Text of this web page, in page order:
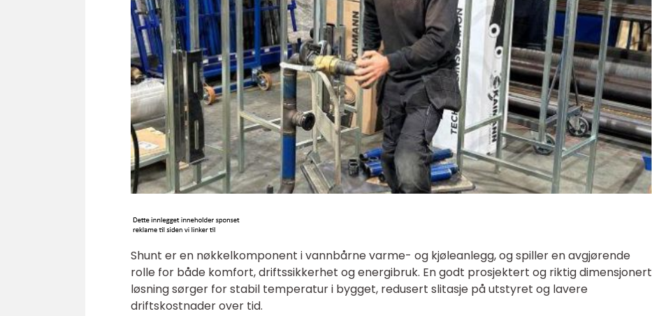
Shunt er en nøkkelkomponent i vannbårne varme- og kjøleanlegg, og spiller en avgjørende
rolle for både komfort, driftssikkerhet og energibruk. En godt prosjektert og riktig dimensjonert
løsning sørger for stabil temperatur i bygget, redusert slitasje på utstyret og lavere
driftskostnader over tid.